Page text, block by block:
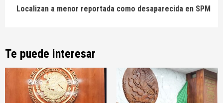
Localizan a menor reportada como desaparecida en SPM
Te puede interesar